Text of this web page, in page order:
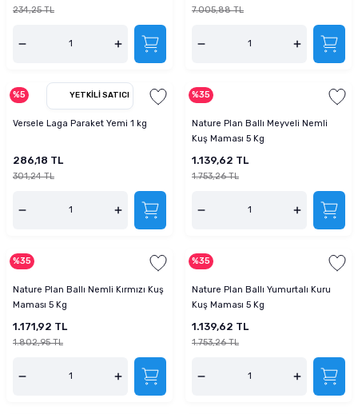
234,25 TL 7.005,88 TL
%5 YETKILI SATICI
Versele Laga Paraket Yemi 1 kg
286,18 TL
301,24 TL
%35
Nature Plan Ballı Meyveli Nemli
Kuş Maması 5 Kg
1.139,62 TL
1.753,26 TL
%35
Nature Plan Ballı Nemli Kırmızı Kuş
Maması 5 Kg
1.171,92 TL
1.802,95 TL
%35
Nature Plan Ballı Yumurtalı Kuru
Kuş Maması 5 Kg
1.139,62 TL
1.753,26 TL